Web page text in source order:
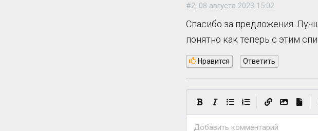
#2, 08 августа 2023 15:02
Спасибо за предложения.
понятно как теперь с этим
Нравится Ответить
Добавить комментарий